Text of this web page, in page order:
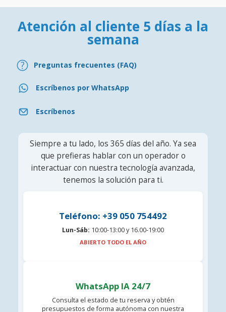
Atención al cliente 5 días a la
semana
Preguntas frecuentes (FAQ)
Escríbenos por WhatsApp
Escríbenos
Siempre a tu lado, los 365 días del año. Ya sea
que prefieras hablar con un operador o
interactuar con nuestra tecnología avanzada,
tenemos la solución para ti.
Teléfono: +39 050 754492
Lun-Sáb: 10:00-13:00 y 16.00-19:00
ABIERTO TODO EL AÑO
WhatsApp IA 24/7
Consulta el estado de tu reserva y obtén
presupuestos de forma autónoma con nuestra